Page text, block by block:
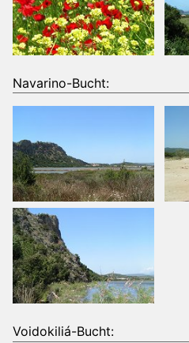
Navarino-Bucht:
Voidokiliá-Bucht: